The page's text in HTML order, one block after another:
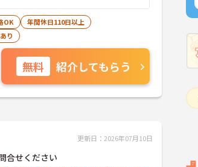
OK
年間休日110日以上
り
無料 紹介してもらう
更新日：2026年07月10日
せください